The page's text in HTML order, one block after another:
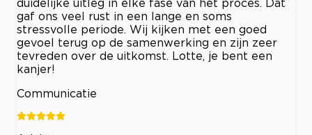
gaf ons veel rust in een lange en soms
stressvolle periode. Wij kijken met een goed
gevoel terug op de samenwerking en zijn zeer
tevreden over de uitkomst. Lotte, je bent een
kanjer!
Communicatie